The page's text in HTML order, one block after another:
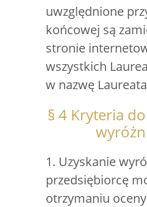
uwzględnione
końcowej są
stronie
wszystkich
w nazwę
§ 4 Kryteria
1. Uzyskanie
przedsiębiorcę
otrzymaniu